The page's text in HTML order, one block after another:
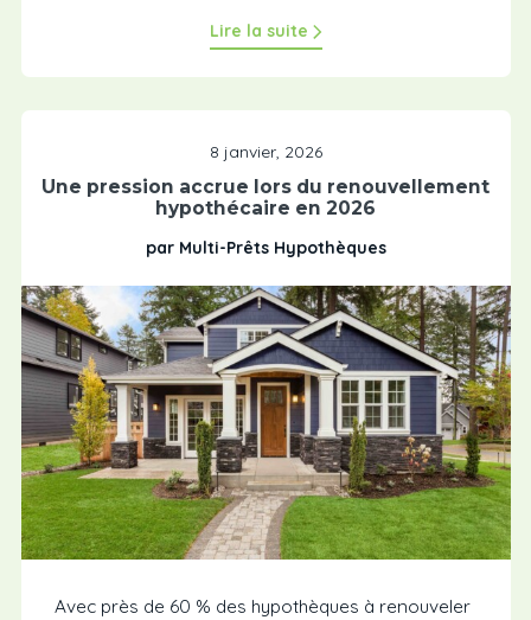
Lire la suite
8 janvier, 2026
Une pression accrue lors du renouvellement
hypothécaire en 2026
par Multi-Prêts Hypothèques
Avec près de 60 % des hypothèques à renouveler